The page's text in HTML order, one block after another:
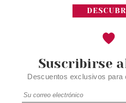
Suscribirse
Descuentos exclusivos para